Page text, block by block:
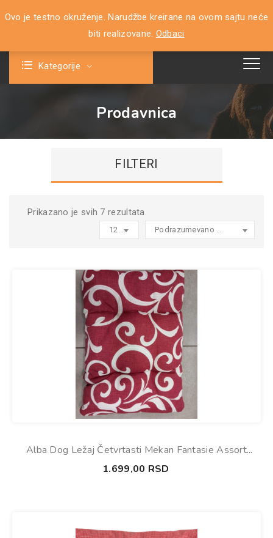
Ovo je testno okruženje. Narudžbe kreirane na ovom sajtu neće
biti realizovane. Odbaci
0
Kategorije
Prodavnica
Prikazano je svih 7 rezultata
12 products per page
Alba Dog Ležaj Četvrtasti Mekan Fantasie Assort
80x60x12cm
1.699,00 RSD
FILTERI